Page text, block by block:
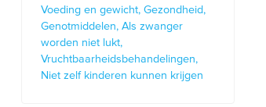
Voeding en gewicht Gezondheid
Genotmiddelen Als zwanger
worden niet lukt
Vruchtbaarheidsbehandelingen
Niet zelf kinderen kunnen krijgen